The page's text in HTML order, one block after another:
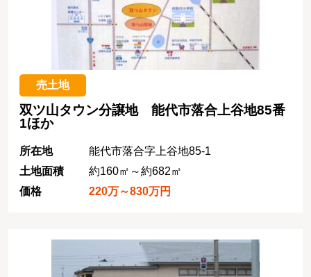
売土地
双ツ山タウン分譲地 能代市落合上谷地85番
1ほか
所在地
能代市落合字上谷地85-1
土地面積
約160㎡～約682㎡
価格
220万～830万円